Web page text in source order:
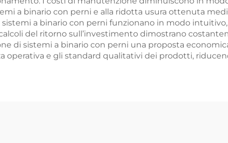
a binario con perni e alla ridotta usura ottenuta
a binario con perni funzionano in modo
del ritorno sull’investimento dimostrano
di sistemi a binario con perni una proposta
operativa e gli standard qualitativi dei prodotti,